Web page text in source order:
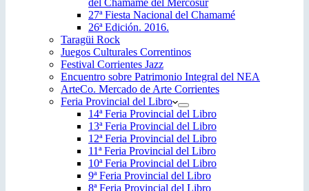
del Chamamé del Mercosur
27ª Fiesta Nacional del Chamamé
26ª Edición. 2016.
Taragüi Rock
Juegos Culturales Correntinos
Festival Corrientes Jazz
Encuentro sobre Patrimonio Integral del NEA
ArteCo. Mercado de Arte Corrientes
Feria Provincial del Libro
14ª Feria Provincial del Libro
13ª Feria Provincial del Libro
12ª Feria Provincial del Libro
11ª Feria Provincial del Libro
10ª Feria Provincial del Libro
9ª Feria Provincial del Libro
8ª Feria Provincial del Libro